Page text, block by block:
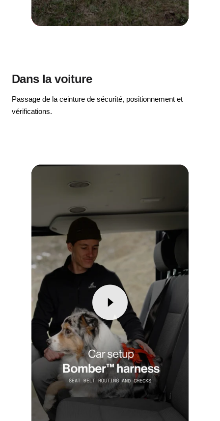
Dans la voiture
Passage de la ceinture de sécurité, positionnement et
vérifications.